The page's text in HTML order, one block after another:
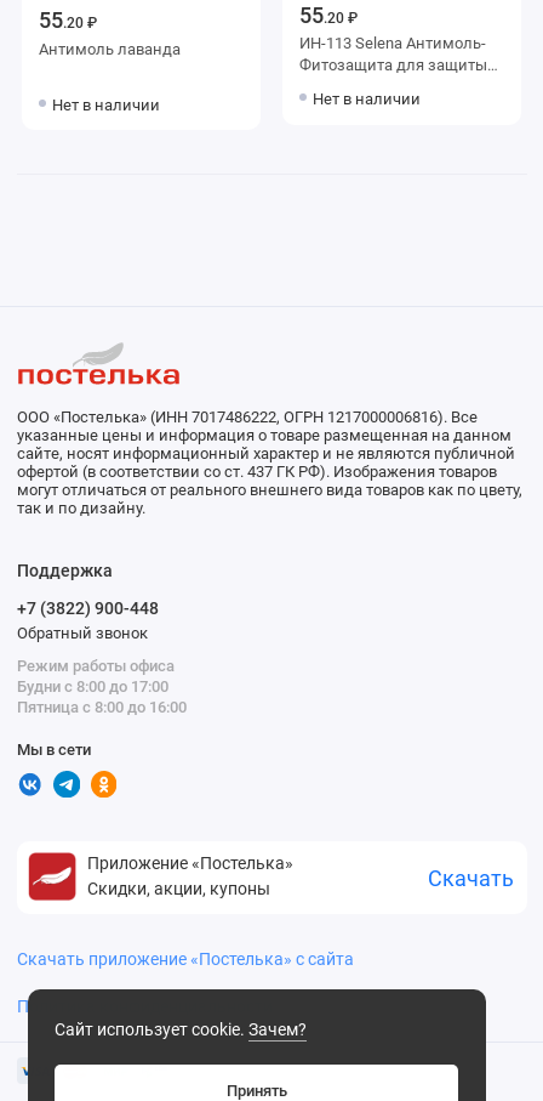
55.20 ₽
Антимоль лаванда
Нет в наличии
55.20 ₽
ИН-113 Selena Антимоль-
Фитозащита для защиты
Нет в наличии
Сайт использует cookie. Зачем?
Принять
ООО «Постелька» (ИНН 7017486222, ОГРН 1217000006816). Все
указанные цены и информация о товаре размещенная на данном
сайте, носят информационный характер и не являются публичной
офертой (в соответствии со ст. 437 ГК РФ). Изображения товаров
могут отличаться от реального внешнего вида товаров как по цвету,
так и по дизайну.
Поддержка
+7 (3822) 900-448
Обратный звонок
Режим работы офиса
Будни с 8:00 до 17:00
Пятница с 8:00 до 16:00
Мы в сети
Приложение «Постелька»
Скидки, акции, купоны
Скачать
Скачать приложение «Постелька» с сайта
Политика конфиденциальности